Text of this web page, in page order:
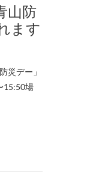
山防
ます
災デー」
15:50場